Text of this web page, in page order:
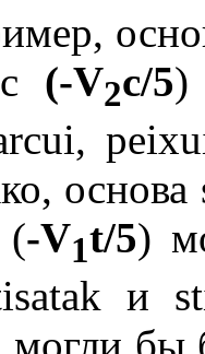
(-V2c/5)
,
основа
-V1t/5)
и
, могли